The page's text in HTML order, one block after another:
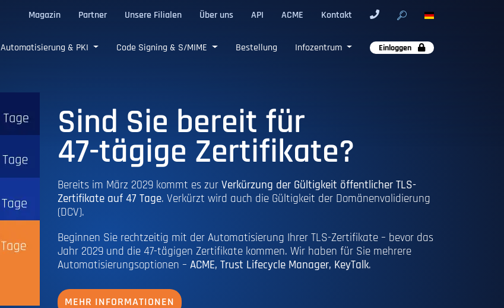
Magazin Partner Unsere Filialen Über uns API ACME Kontakt
Automatisierung & PKI Code Signing & S/MIME Bestellung Infozentrum Einloggen
Sind Sie bereit für
47-tägige Zertifikate?
Bereits im März 2029 kommt es zur Verkürzung der Gültigkeit öffentlicher TLS-
Zertifikate auf 47 Tage. Verkürzt wird auch die Gültigkeit der Domänenvalidierung
(DCV).
Beginnen Sie rechtzeitig mit der Automatisierung Ihrer TLS-Zertifikate – bevor das
Jahr 2029 und die 47-tägigen Zertifikate kommen. Wir haben für Sie mehrere
Automatisierungsoptionen – ACME, Trust Lifecycle Manager, KeyTalk.
MEHR INFORMATIONEN